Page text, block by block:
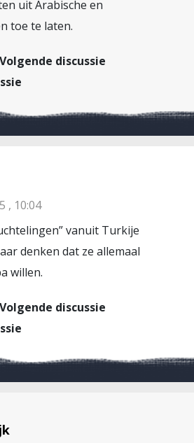
uit Arabische en
toe te laten.
Volgende discussie
, 10:04
vanuit Turkije
denken dat ze allemaal
willen.
Volgende discussie